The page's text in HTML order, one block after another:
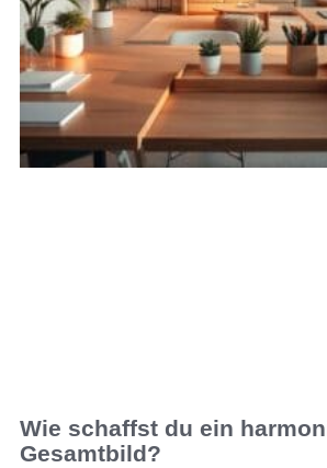
Wie schaffst du ein
Gesamtbild?